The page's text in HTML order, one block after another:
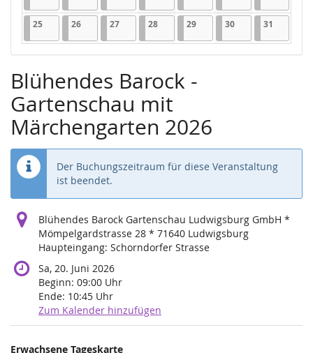
2525.05.2026
1 Veranstaltung
2626.05.2026
1 Veranstaltung
2727.05.2026
1 Veranstaltung
2828.05.2026
1 Veranstaltung
2929.05.2026
1 Veranstaltung
3030.05.2026
1 Veranstaltung
31
Blühendes Barock -
Gartenschau mit
Märchengarten 2026
Der Buchungszeitraum für diese Veranstaltung
ist beendet.
Blühendes Barock Gartenschau Ludwigsburg GmbH *
Mömpelgardstrasse 28 * 71640 Ludwigsburg
Haupteingang: Schorndorfer Strasse
Sa, 20. Juni 2026
Beginn: 09:00 Uhr
Ende: 10:45 Uhr
Zum Kalender hinzufügen
Produkte
Erwachsene Tageskarte